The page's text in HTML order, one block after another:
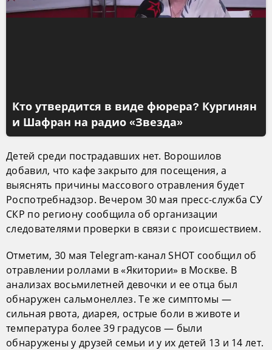
Кто утвердится в виде фюрера? Кургинян
и Шафран на радио «Звезда»
Детей среди пострадавших нет. Ворошилов
добавил, что кафе закрыто для посещения, а
выяснять причины массового отравления будет
Роспотребнадзор. Вечером 30 мая пресс-служба СУ
СКР по региону сообщила об организации
следователями проверки в связи с происшествием.
Отметим, 30 мая Telegram-канал SHOT сообщил об
отравлении роллами в «Якитории» в Москве. В
анализах восьмилетней девочки и ее отца был
обнаружен сальмонеллез. Те же симптомы —
сильная рвота, диарея, острые боли в животе и
температура более 39 градусов — были
обнаружены у друзей семьи и у их детей 13 и 14 лет.